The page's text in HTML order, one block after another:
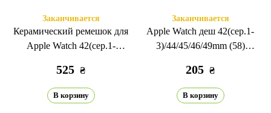
Заканчивается
Керамический ремешок для
Apple Watch 42(сер.1-
розовый
525 ₴
В корзину
Заканчивается
Apple Watch деш 42(сер.1-
3)/44/45/46/49mm (58)
205 ₴
В корзину